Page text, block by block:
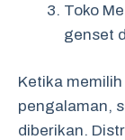
Toko
genset
Ketika
pengalaman,
diberikan.